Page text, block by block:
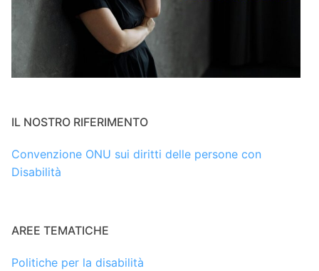
IL NOSTRO RIFERIMENTO
Convenzione ONU sui diritti delle persone con
Disabilità
AREE TEMATICHE
Politiche per la disabilità